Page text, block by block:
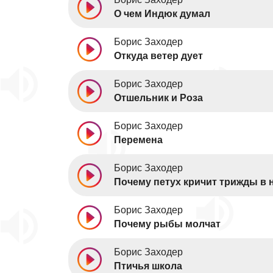
О чем Индюк думал
Борис Заходер
Откуда ветер дует
Борис Заходер
Отшельник и Роза
Борис Заходер
Перемена
Борис Заходер
Почему петух кричит трижды в
Борис Заходер
Почему рыбы молчат
Борис Заходер
Птичья школа